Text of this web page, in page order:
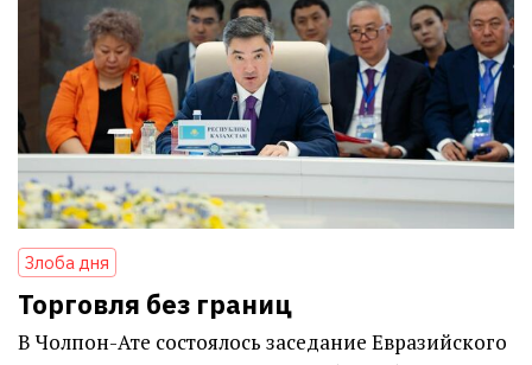
Злоба дня
Торговля без границ
В Чолпон-Ате состоялось заседание Евразийского